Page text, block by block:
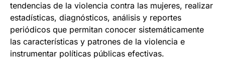
tendencias de la violencia contra las mujeres, realizar
estadísticas, diagnósticos, análisis y reportes
periódicos que permitan conocer sistemáticamente
las características y patrones de la violencia e
instrumentar políticas públicas efectivas.